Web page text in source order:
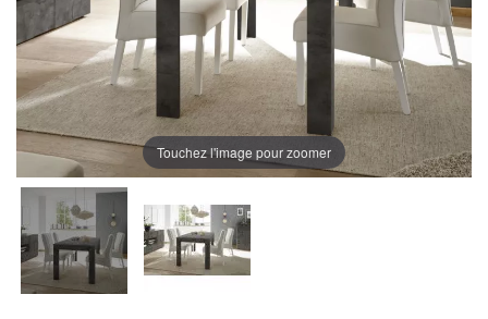
Touchez l'image pour zoomer